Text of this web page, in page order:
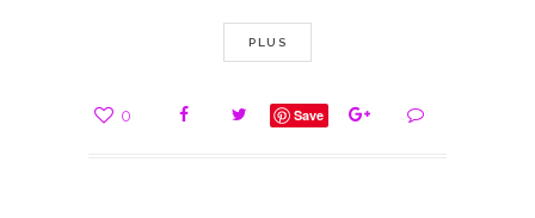
PLUS
0 Save